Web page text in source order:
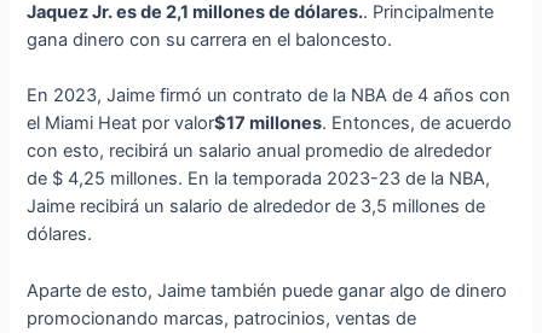
Jaquez Jr. es de 2,1 millones de dólares.. Principalmente
gana dinero con su carrera en el baloncesto.
En 2023, Jaime firmó un contrato de la NBA de 4 años con
el Miami Heat por valor$17 millones. Entonces, de acuerdo
con esto, recibirá un salario anual promedio de alrededor
de $ 4,25 millones. En la temporada 2023-23 de la NBA,
Jaime recibirá un salario de alrededor de 3,5 millones de
dólares.
Aparte de esto, Jaime también puede ganar algo de dinero
promocionando marcas, patrocinios, ventas de